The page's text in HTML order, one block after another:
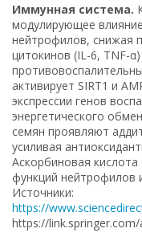
Иммунная система.
модулирующее
нейтрофилов, снижая
цитокинов (IL-6, TNF-
активирует SIRT1 и
экспрессии генов
энергетического
семян проявляют
усиливая
Аскорбиновая
функций нейтрофилов
Источники:
https://
https://